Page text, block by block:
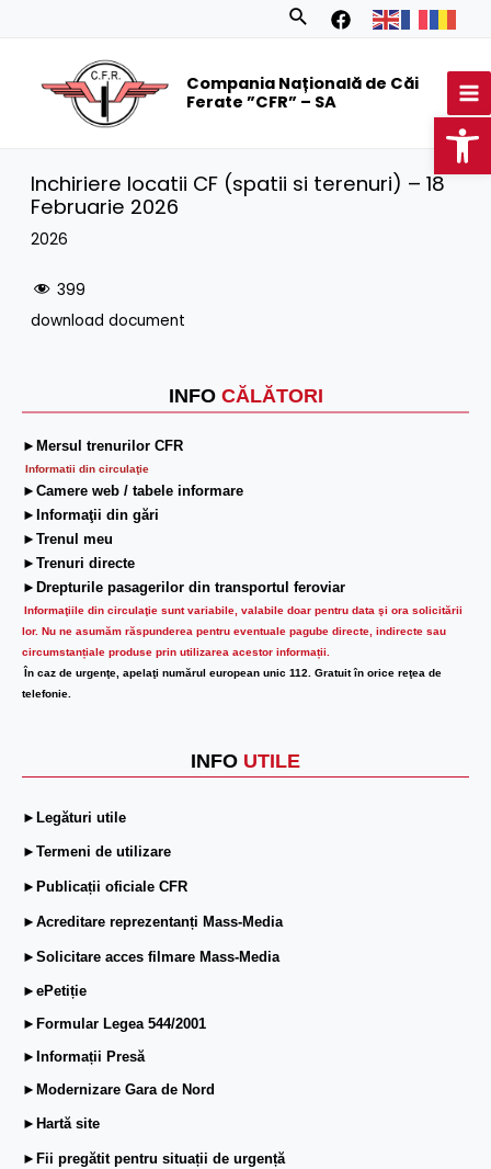
Search
Compania Națională de Căi
Ferate ”CFR” – SA
INFO CĂLĂTORI
►Mersul trenurilor CFR
Informatii din circulaţie
►Camere web / tabele informare
►Informaţii din gări
►Trenul meu
►Trenuri directe
►Drepturile pasagerilor din transportul feroviar
Informaţiile din circulaţie sunt variabile, valabile doar pentru data şi ora solicitării
lor. Nu ne asumăm răspunderea pentru eventuale pagube directe, indirecte sau
circumstanțiale produse prin utilizarea acestor informații.
În caz de urgenţe, apelaţi numărul european unic 112. Gratuit în orice reţea de
telefonie.
INFO UTILE
►Legături utile
►Termeni de utilizare
►Publicații oficiale CFR
►Acreditare reprezentanți Mass-Media
►Solicitare acces filmare Mass-Media
►ePetiție
►Formular Legea 544/2001
►Informații Presă
►Modernizare Gara de Nord
►Hartă site
►Fii pregătit pentru situații de urgență
Inchiriere locatii CF (spatii si terenuri) – 18
Februarie 2026
2026
399
download document